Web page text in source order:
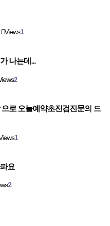
Views1
나는데...
2
로 오늘예약초진검진문의 드
1
요
2